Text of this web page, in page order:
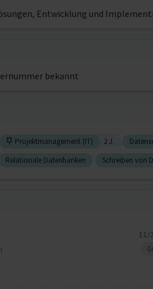
Entwicklung und
bekannt
Projektmanagement (IT) 2 J.
Relationale Datenbanken Schreiben von
11/